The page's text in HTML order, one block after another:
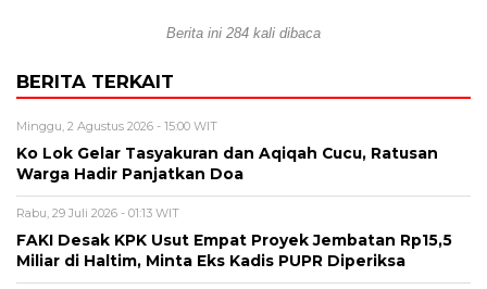
Berita ini 284 kali dibaca
BERITA TERKAIT
Minggu, 2 Agustus 2026 - 15:00 WIT
Ko Lok Gelar Tasyakuran dan Aqiqah Cucu, Ratusan
Warga Hadir Panjatkan Doa
Rabu, 29 Juli 2026 - 01:13 WIT
FAKI Desak KPK Usut Empat Proyek Jembatan Rp15,5
Miliar di Haltim, Minta Eks Kadis PUPR Diperiksa